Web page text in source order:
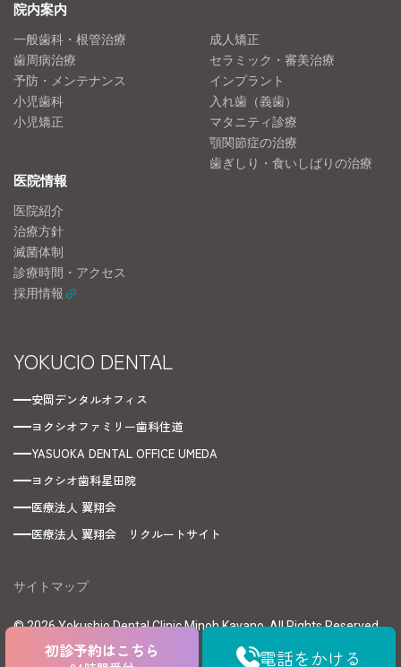
初診予約はこちら 電話をかける
院内案内
一般歯科・根管治療
歯周病治療
予防・メンテナンス
小児歯科
小児矯正
成人矯正
セラミック・審美治療
インプラント
入れ歯（義歯）
マタニティ診療
顎関節症の治療
歯ぎしり・食いしばりの治療
医院情報
医院紹介
治療方針
滅菌体制
診療時間・アクセス
採用情報
YOKUCIO DENTAL
安岡デンタルオフィス
ヨクシオファミリー歯科住道
YASUOKA DENTAL OFFICE UMEDA
ヨクシオ歯科星田院
医療法人 翼翔会
医療法人 翼翔会 リクルートサイト
サイトマップ
© 2026 Yokushio Dental Clinic Minoh Kayano. All Rights Reserved.